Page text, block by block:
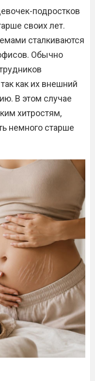
подростков
своих лет.
сталкиваются
Обычно
как их внешний
В этом случае
хитростям,
немного старше